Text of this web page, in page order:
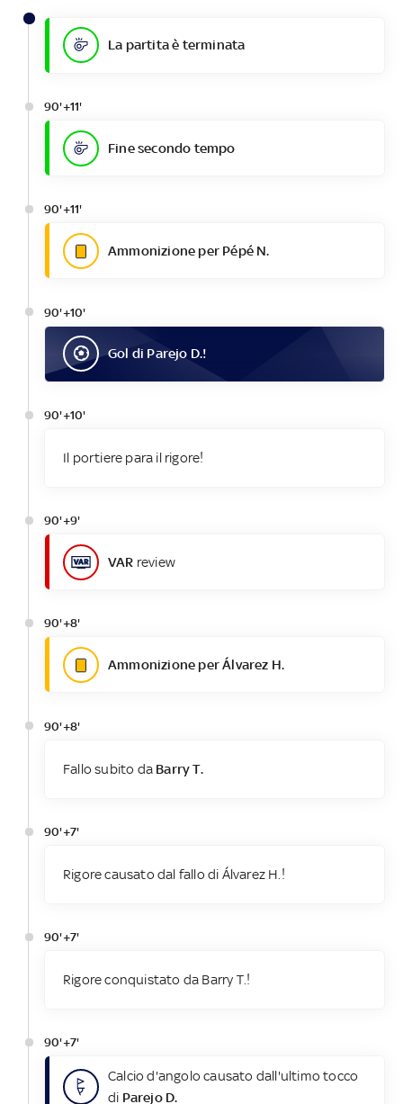
La partita è terminata
90'+11'
Fine secondo tempo
90'+11'
Ammonizione per Pépé N.
90'+10'
Gol di Parejo D.!
90'+10'
Il portiere para il rigore!
90'+9'
VAR review
90'+8'
Ammonizione per Álvarez H.
90'+8'
Fallo subito da Barry T.
90'+7'
Rigore causato dal fallo di Álvarez H.!
90'+7'
Rigore conquistato da Barry T.!
90'+7'
Calcio d'angolo causato dall'ultimo tocco
di Parejo D.